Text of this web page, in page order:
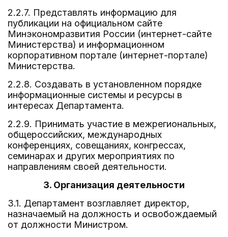
2.2.7. Представлять информацию для
публикации на официальном сайте
Минэкономразвития России (интернет-сайте
Министерства) и информационном
корпоративном портале (интернет-портале)
Министерства.
2.2.8. Создавать в установленном порядке
информационные системы и ресурсы в
интересах Департамента.
2.2.9. Принимать участие в межрегиональных,
общероссийских, международных
конференциях, совещаниях, конгрессах,
семинарах и других мероприятиях по
направлениям своей деятельности.
3. Организация деятельности
3.1. Департамент возглавляет директор,
назначаемый на должность и освобождаемый
от должности Министром.